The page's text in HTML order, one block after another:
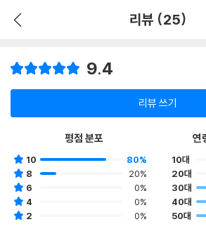
리뷰 (25)
9.4
리뷰 쓰기
평점 분포
10
80%
8
20%
6
0%
4
0%
2
0%
연
10대
20대
30대
40대
50대